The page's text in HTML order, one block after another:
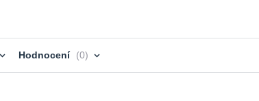
Hodnocení 0